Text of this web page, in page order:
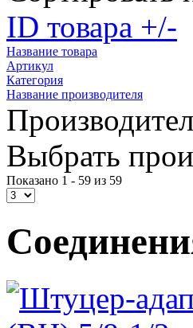
ID товара +/-
Название товара
Артикул
Категория
Название производителя
Выбрать
Показано 1 - 59 из 59